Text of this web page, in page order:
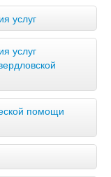
услуг
услуг
помощи